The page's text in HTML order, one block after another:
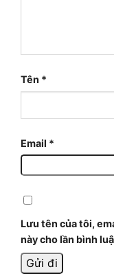
Tên *
Email *
Lưu tên của tôi,
này cho lần bình